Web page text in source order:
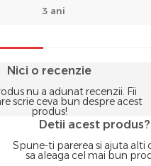
3 ani
Nici o recenzie
nu a adunat recenzii. Fii
scrie ceva bun despre acest
produs!
Detii acest produs?
Spune-ti parerea si ajuta alti
sa aleaga cel mai bun